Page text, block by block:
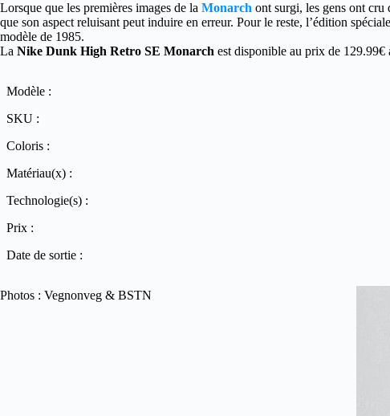
Lorsque que les premières images de la Monarch ont surgi, les gens ont cru
que son aspect reluisant peut induire en erreur. Pour le reste, l’édition
modèle de 1985.
La Nike Dunk High Retro SE Monarch est disponible au prix de 129.99€
Modèle :
SKU :
Coloris :
Matériau(x) :
Technologie(s) :
Prix :
Date de sortie :
Photos : Vegnonveg & BSTN